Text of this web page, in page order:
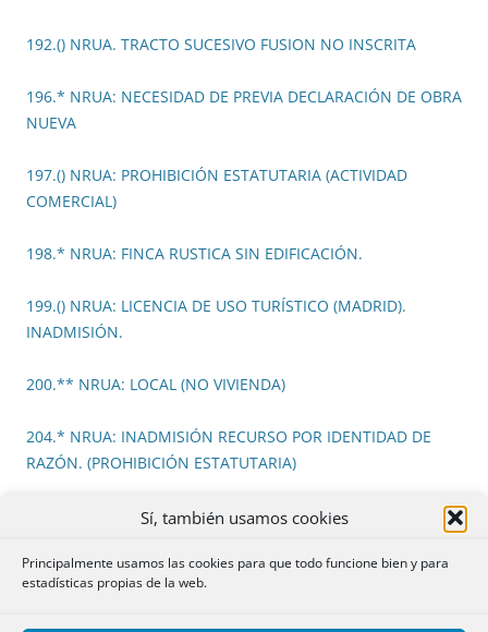
Sí, también usamos cookies
Principalmente usamos las cookies para que todo funcione bien y para
estadísticas propias de la web.
192.() NRUA. TRACTO SUCESIVO FUSION NO INSCRITA
196.* NRUA: NECESIDAD DE PREVIA DECLARACIÓN DE OBRA
NUEVA
197.() NRUA: PROHIBICIÓN ESTATUTARIA (ACTIVIDAD
COMERCIAL)
198.* NRUA: FINCA RUSTICA SIN EDIFICACIÓN.
199.() NRUA: LICENCIA DE USO TURÍSTICO (MADRID).
INADMISIÓN.
200.** NRUA: LOCAL (NO VIVIENDA)
204.* NRUA: INADMISIÓN RECURSO POR IDENTIDAD DE
RAZÓN. (PROHIBICIÓN ESTATUTARIA)
205.* NRUA:INADMISIÓN RECURSO POR IDENTIDAD DE
207.* NRUA: PROHIBICIÓN ESTATUTARIA NO RETROACTIVA